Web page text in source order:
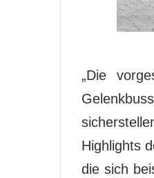
„Die
Highlights
die sich